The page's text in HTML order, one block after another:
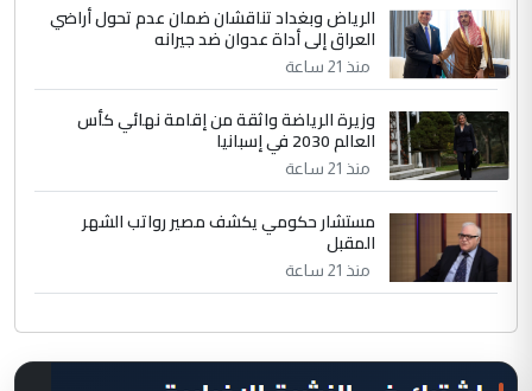
الرياض وبغداد تناقشان ضمان عدم تحول أراضي
العراق إلى أداة عدوان ضد جيرانه
منذ 21 ساعة
وزيرة الرياضة واثقة من إقامة نهائي كأس
العالم 2030 في إسبانيا
منذ 21 ساعة
مستشار حكومي يكشف مصير رواتب الشهر
المقبل
منذ 21 ساعة